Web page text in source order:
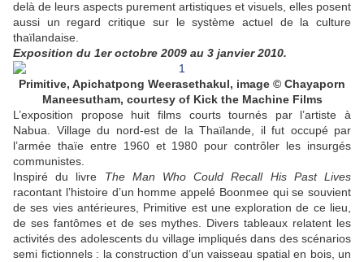
delà de leurs aspects purement artistiques et visuels, elles posent
aussi un regard critique sur le système actuel de la culture
thaïlandaise.
Exposition du 1er octobre 2009 au 3 janvier 2010.
Primitive, Apichatpong Weerasethakul, image © Chayaporn
Maneesutham, courtesy of Kick the Machine Films
L’exposition propose huit films courts tournés par l’artiste à
Nabua. Village du nord-est de la Thaïlande, il fut occupé par
l’armée thaïe entre 1960 et 1980 pour contrôler les insurgés
communistes.
Inspiré du livre The Man Who Could Recall His Past Lives
racontant l’histoire d’un homme appelé Boonmee qui se souvient
de ses vies antérieures, Primitive est une exploration de ce lieu,
de ses fantômes et de ses mythes. Divers tableaux relatent les
activités des adolescents du village impliqués dans des scénarios
semi fictionnels : la construction d’un vaisseau spatial en bois, un